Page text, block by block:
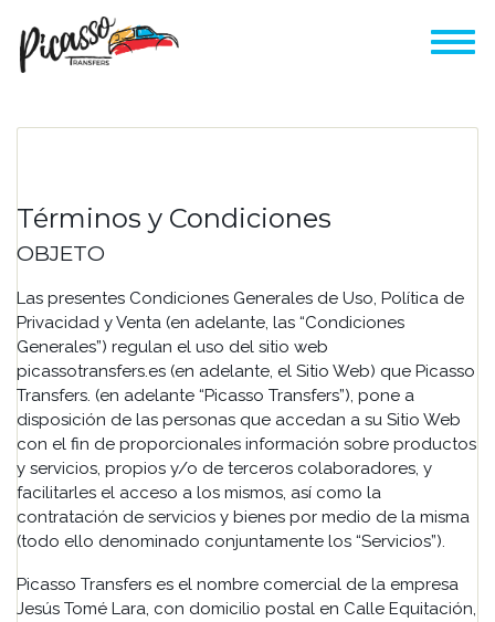
Términos y Condiciones
OBJETO
Las presentes Condiciones Generales de Uso, Política de
Privacidad y Venta (en adelante, las “Condiciones
Generales”) regulan el uso del sitio web
picassotransfers.es (en adelante, el Sitio Web) que Picasso
Transfers. (en adelante “Picasso Transfers”), pone a
disposición de las personas que accedan a su Sitio Web
con el fin de proporcionales información sobre productos
y servicios, propios y/o de terceros colaboradores, y
facilitarles el acceso a los mismos, así como la
contratación de servicios y bienes por medio de la misma
(todo ello denominado conjuntamente los “Servicios”).
Picasso Transfers es el nombre comercial de la empresa
Jesús Tomé Lara, con domicilio postal en Calle Equitación,